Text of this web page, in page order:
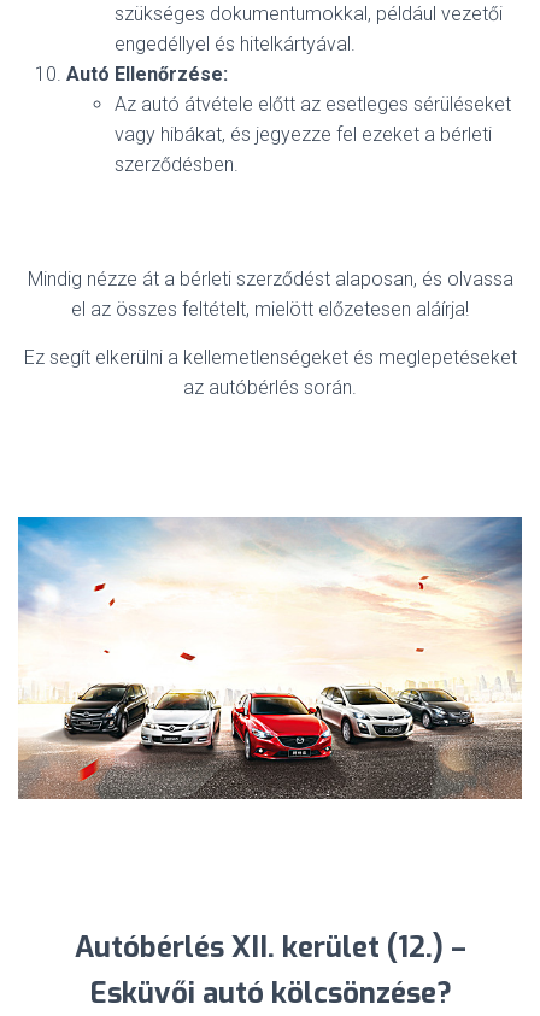
szükséges dokumentumokkal, például vezetői
engedéllyel és hitelkártyával.
Autó Ellenőrzése:
Az autó átvétele előtt az esetleges sérüléseket
vagy hibákat, és jegyezze fel ezeket a bérleti
szerződésben.
Mindig nézze át a bérleti szerződést alaposan, és olvassa
el az összes feltételt, mielött előzetesen aláírja!
Ez segít elkerülni a kellemetlenségeket és meglepetéseket
az autóbérlés során.
Autóbérlés XII. kerület (12.) –
Esküvői autó kölcsönzése?